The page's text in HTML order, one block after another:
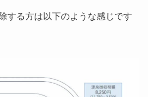
する方は以下のような感じです